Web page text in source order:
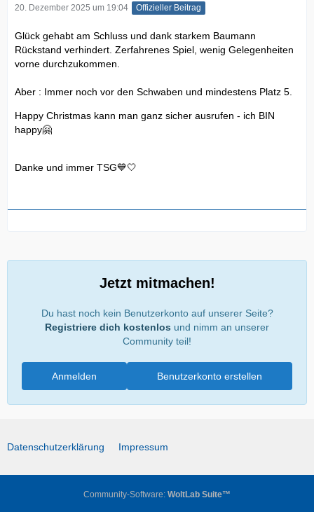
20. Dezember 2025 um 19:04 Offizieller Beitrag
Glück gehabt am Schluss und dank starkem Baumann
Rückstand verhindert. Zerfahrenes Spiel, wenig Gelegenheiten
vorne durchzukommen.
Aber : Immer noch vor den Schwaben und mindestens Platz 5.
Happy Christmas kann man ganz sicher ausrufen - ich BIN
happy🤗
Danke und immer TSG💙🤍
Jetzt mitmachen!
Du hast noch kein Benutzerkonto auf unserer Seite?
Registriere dich kostenlos und nimm an unserer
Community teil!
Benutzerkonto erstellen
Anmelden
Datenschutzerklärung Impressum
Community-Software: WoltLab Suite™